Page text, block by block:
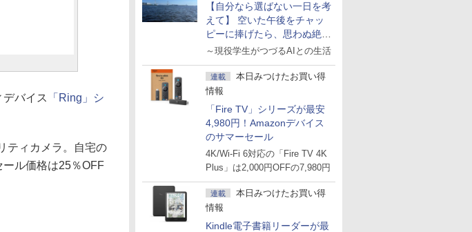
【自分なら選ばない一日を考
えて】 空いた午後をチャッ
ピーに捧げたら、思わぬ絶景
に出会った話
～現役学生がつづるAIとの生活
連載
本日みつけたお買い得
情報
「Fire TV」シリーズが最安
4,980円！Amazonデバイス
のサマーセール
4K/Wi-Fi 6対応の「Fire TV 4K
Plus」は2,000円OFFの7,980円
連載
本日みつけたお買い得
情報
Kindle電子書籍リーダーが最
バイス
「Ring」シ
ティカメラ。自宅の
ル価格は25％OFF